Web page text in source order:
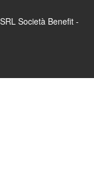
Società Benefit -